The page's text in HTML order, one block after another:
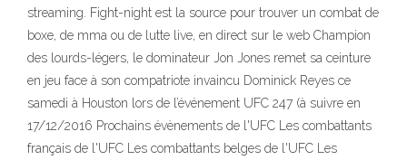
streaming. Fight-night est la source pour trouver un combat de
boxe, de mma ou de lutte live, en direct sur le web Champion
des lourds-légers, le dominateur Jon Jones remet sa ceinture
en jeu face à son compatriote invaincu Dominick Reyes ce
samedi à Houston lors de l’événement UFC 247 (à suivre en
17/12/2016 Prochains évènements de l'UFC Les combattants
français de l'UFC Les combattants belges de l'UFC Les